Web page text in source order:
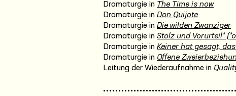
Dramaturgie in The Time is now
Dramaturgie in Don Quijote
Dramaturgie in Die wilden Zwanziger
Dramaturgie in Stolz und Vorurteil*
Dramaturgie in Keiner hat gesagt,
Dramaturgie in Offene
Leitung der Wiederaufnahme in